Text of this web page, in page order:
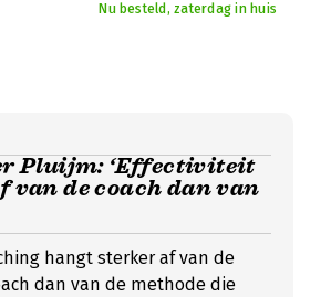
Nu besteld, zaterdag in huis
Pluijm: ‘Effectiviteit
van de coach dan van
hangt sterker af van de
dan van de methode die